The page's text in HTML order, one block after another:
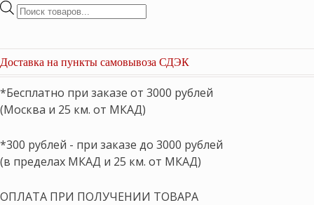
Поиск
Доставка на пункты самовывоза СДЭК
*Бесплатно при заказе от 3000 рублей
(Москва и 25 км. от МКАД)
*300 рублей - при заказе до 3000 рублей
(в пределах МКАД и 25 км. от МКАД)
ОПЛАТА ПРИ ПОЛУЧЕНИИ ТОВАРА